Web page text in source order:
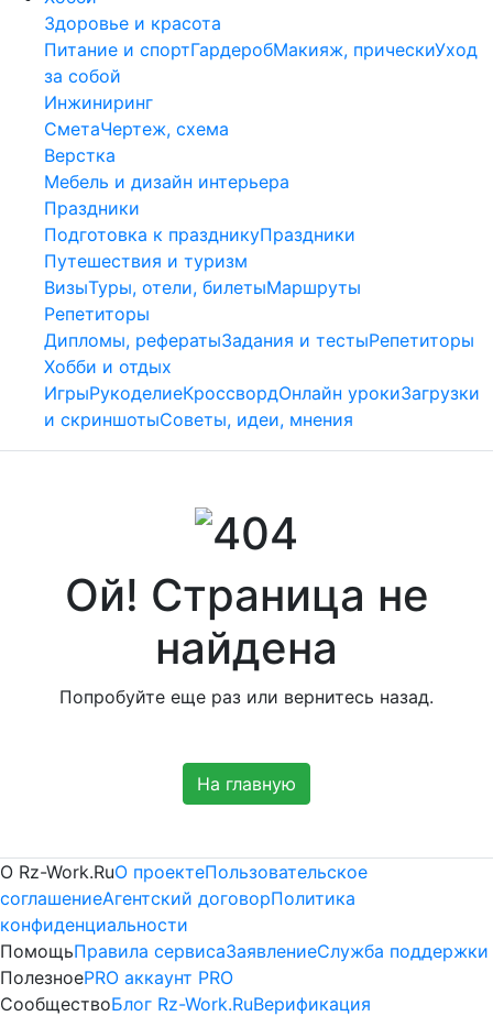
Здоровье и красота
Питание и спортГардеробМакияж, прическиУход
за собой
Инжиниринг
СметаЧертеж, схема
Верстка
Мебель и дизайн интерьера
Праздники
Подготовка к праздникуПраздники
Путешествия и туризм
ВизыТуры, отели, билетыМаршруты
Репетиторы
Дипломы, рефератыЗадания и тестыРепетиторы
Хобби и отдых
ИгрыРукоделиеКроссвордОнлайн урокиЗагрузки
и скриншотыСоветы, идеи, мнения
Ой! Страница не
найдена
Попробуйте еще раз или вернитесь назад.
На главную
Платные
информационные
услуги
—
О Rz-Work.RuО проектеПользовательское
соглашениеАгентский договорПолитика
конфиденциальности
ПомощьПравила сервисаЗаявлениеСлужба поддержки
ПолезноеPRO аккаунт PRO
СообществоБлог Rz-Work.RuВерификация